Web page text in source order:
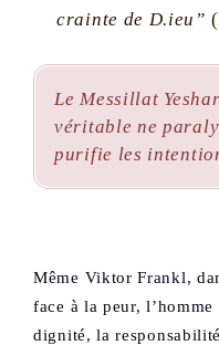
crainte de D.ieu”
LeMessillat
véritable ne
purifie les
Même Viktor Frankl,
face à la peur,
dignité, la